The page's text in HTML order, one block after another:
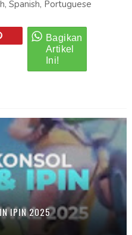
Spanish, Portuguese
IPIN 2025